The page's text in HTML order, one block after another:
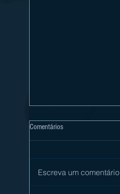
Comentários
Escreva um comentário